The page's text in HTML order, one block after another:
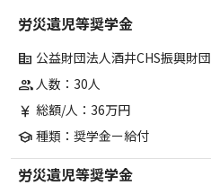
労災遺児等奨学金
corporate_fare 公益財団法人酒井CHS振興財団
group人数：30人
currency_yen 総額/人：36万円
school 種類：奨学金ー給付
労災遺児等奨学金